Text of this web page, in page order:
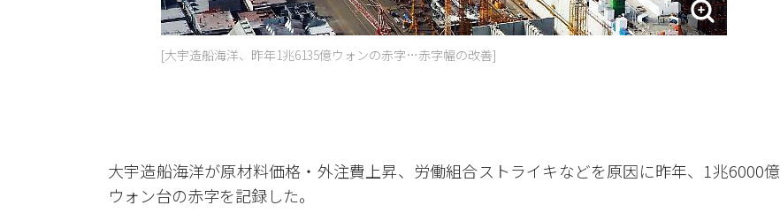
[大宇造船海洋、昨年1兆6135億ウォンの赤字…赤字幅の改善]
大宇造船海洋が原材料価格・外注費上昇、労働組合ストライキなどを原因に昨年、1兆6000億
ウォン台の赤字を記録した。